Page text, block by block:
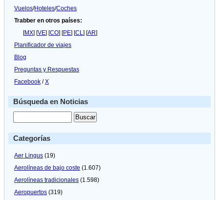
Vuelos/Hoteles/Coches
Trabber en otros países:
[MX] [VE] [CO] [PE] [CL] [AR]
Planificador de viajes
Blog
Preguntas y Respuestas
Facebook /X
Búsqueda en Noticias
Categorías
Aer Lingus (19)
Aerolíneas de bajo coste (1.607)
Aerolíneas tradicionales (1.598)
Aeropuertos (319)